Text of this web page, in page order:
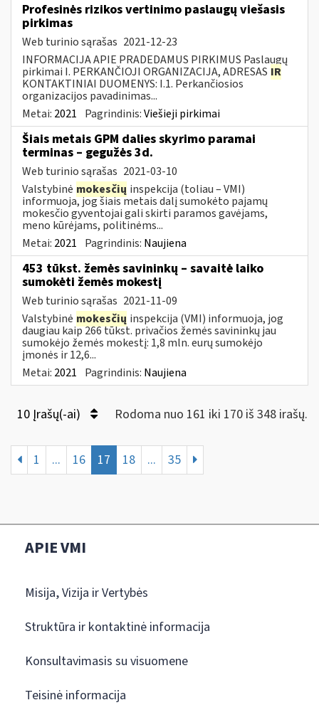
Profesinės rizikos vertinimo paslaugų viešasis
pirkimas
Web turinio sąrašas 2021-12-23
INFORMACIJA APIE PRADEDAMUS PIRKIMUS Paslaugų
pirkimai I. PERKANČIOJI ORGANIZACIJA, ADRESAS IR
KONTAKTINIAI DUOMENYS: I.1. Perkančiosios
organizacijos pavadinimas...
Metai: 2021 Pagrindinis:Viešieji pirkimai
Šiais metais GPM dalies skyrimo paramai
terminas – gegužės 3d.
Web turinio sąrašas 2021-03-10
Valstybinė mokesčių inspekcija (toliau – VMI)
informuoja, jog šiais metais dalį sumokėto pajamų
mokesčio gyventojai gali skirti paramos gavėjams,
meno kūrėjams, politinėms...
Metai: 2021 Pagrindinis: Naujiena
453 tūkst. žemės savininkų – savaitė laiko
sumokėti žemės mokestį
Web turinio sąrašas 2021-11-09
Valstybinė mokesčių inspekcija (VMI) informuoja, jog
daugiau kaip 266 tūkst. privačios žemės savininkų jau
sumokėjo žemės mokestį: 1,8 mln. eurų sumokėjo
įmonės ir 12,6...
Metai: 2021 Pagrindinis: Naujiena
10 Įrašų(-ai) Rodoma nuo 161 iki 170 iš 348 irašų.
1 ... 16 17 18 ... 35
APIE VMI
Misija, Vizija ir Vertybės
Struktūra ir kontaktinė informacija
Konsultavimasis su visuomene
Teisinė informacija